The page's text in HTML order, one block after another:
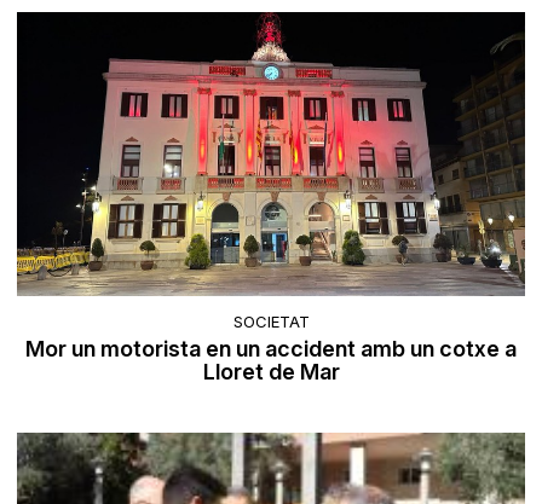
SOCIETAT
Mor un motorista en un accident amb un cotxe a
Lloret de Mar